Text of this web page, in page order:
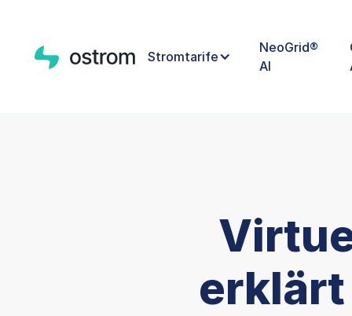
Stromtarife
NeoGrid®
AI